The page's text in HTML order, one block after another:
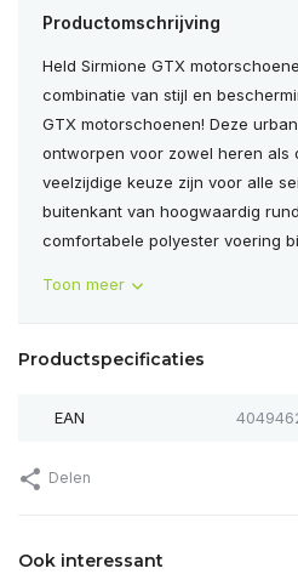
Productomschrijving
Held Sirmione GTX
combinatie van stijl en
GTX motorschoenen! Deze
ontworpen voor zowel heren als
veelzijdige keuze zijn voor alle
buitenkant van hoogwaardig
comfortabele polyester voering
Toon meer
Productspecificaties
EAN
Delen
Ook interessant